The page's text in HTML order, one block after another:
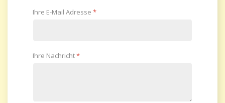
Ihre E-Mail Adresse *
Ihre Nachricht*